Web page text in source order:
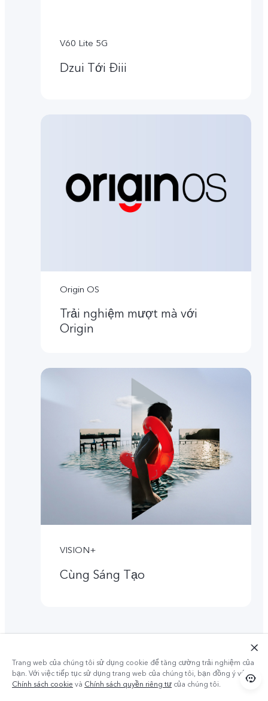
V60 Lite 5G
Dzui Tới Điii
Origin OS
Trải nghiệm mượt mà với
Origin
VISION+
Cùng Sáng Tạo
Trang web của chúng tôi sử dụng cookie để tăng cường trải nghiệm của
bạn. Với việc tiếp tục sử dụng trang web của chúng tôi, bạn đồng ý với
Chính sách cookie và Chính sách quyền riêng tư của chúng tôi.